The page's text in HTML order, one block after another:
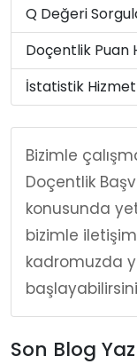
Q Değeri
Doçentlik Puan
İstatistik
Bizimle
Doçentlik
konusunda
bizimle
kadromuzda
Son Blog